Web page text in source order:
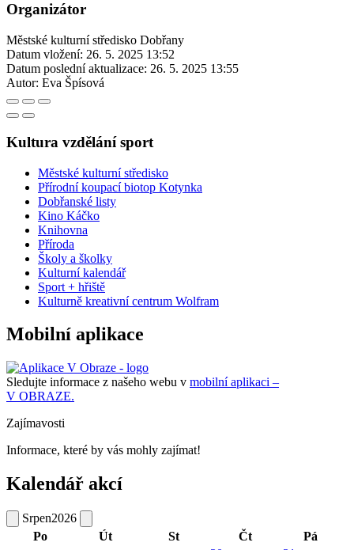
Organizátor
Městské kulturní středisko Dobřany
Datum vložení: 26. 5. 2025 13:52
Datum poslední aktualizace: 26. 5. 2025 13:55
Autor: Eva Špísová
Kultura vzdělání sport
Městské kulturní středisko
Přírodní koupací biotop Kotynka
Dobřanské listy
Kino Káčko
Knihovna
Příroda
Školy a školky
Kulturní kalendář
Sport + hřiště
Kulturně kreativní centrum Wolfram
Mobilní aplikace
Sledujte informace z našeho webu v mobilní aplikaci –
V OBRAZE.
Zajímavosti
Informace, které by vás mohly zajímat!
Kalendář akcí
Srpen2026
Po
Út St Čt Pá